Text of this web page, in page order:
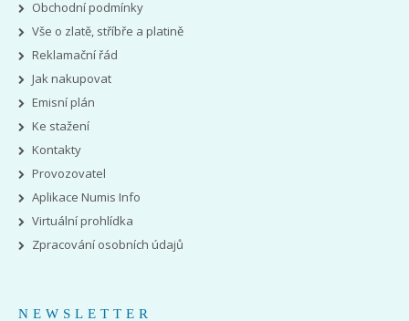
Obchodní podmínky
Vše o zlatě, stříbře a platině
Reklamační řád
Jak nakupovat
Emisní plán
Ke stažení
Kontakty
Provozovatel
Aplikace Numis Info
Virtuální prohlídka
Zpracování osobních údajů
NEWSLETTER